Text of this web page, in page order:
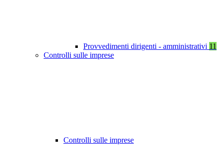
Provvedimenti dirigenti - amministrativi 11
Controlli sulle imprese
Controlli sulle imprese